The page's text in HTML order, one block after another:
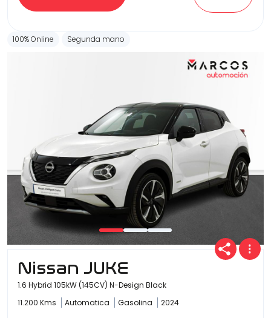
Potencia
Transmisión
Carrocería
100% Online Segunda mano
Nissan JUKE
1.6 Hybrid 105kW (145CV) N-Design Black
11.200 Kms
Automatica Gasolina 2024